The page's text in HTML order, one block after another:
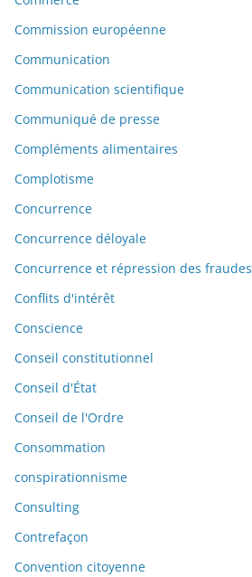
Commission européenne
Communication
Communication scientifique
Communiqué de presse
Compléments alimentaires
Complotisme
Concurrence
Concurrence déloyale
Concurrence et répression des fraudes
Conflits d'intérêt
Conscience
Conseil constitutionnel
Conseil d'État
Conseil de l'Ordre
Consommation
conspirationnisme
Consulting
Contrefaçon
Convention citoyenne